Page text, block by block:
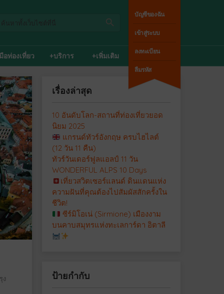
บัญชีของฉัน
เข้าสู่ระบบ
ลงทะเบียน
ลืมรหัส
อท่องเที่ยว +บริการ +เพิ่มเติม
ง
เรื่องล่าสุด
10 อันดับโลก-สถานที่ท่องเที่ยวยอด
นิยม 2025
แกรนด์ทัวร์อังกฤษ ครบไฮไลต์
(12 วัน 11 คืน)
ทัวร์วันเดอร์ฟูลแอลป์ 11 วัน
WONDERFUL ALPS 10 Days
เที่ยวสวิตเซอร์แลนด์ ดินแดนแห่ง
ความฝันที่คุณต้องไปสัมผัสสักครั้งใน
ชีวิต!
ซีร์มิโอเน่ (Sirmione) เมืองงาม
บนคาบสมุทรแห่งทะเลการ์ดา อิตาลี
ป้ายกำกับ